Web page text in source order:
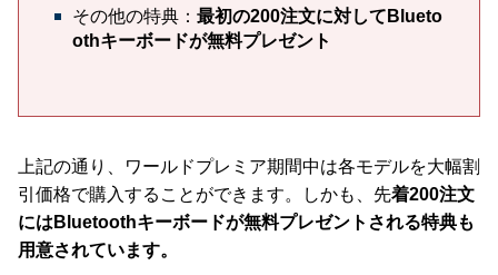
その他の特典： 最初の200注文に対してBlueto
othキーボードが無料プレゼント
上記の通り、ワールドプレミア期間中は各モデルを大幅割
引価格で購入することができます。しかも、先着200注文
にはBluetoothキーボードが無料プレゼントされる特典も
用意されています。